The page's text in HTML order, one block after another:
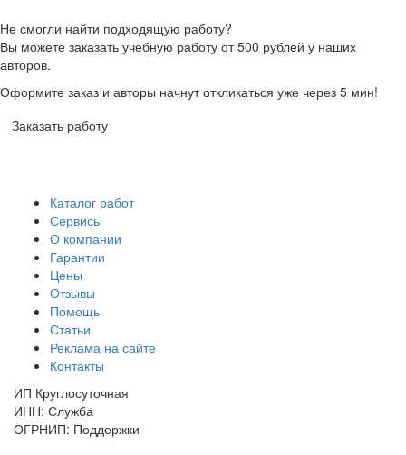
Не смогли найти подходящую работу?
Вы можете заказать учебную работу от 500 рублей у наших
авторов.
Оформите заказ и авторы начнут откликаться уже через 5 мин!
Заказать работу
Каталог работ
Сервисы
О компании
Гарантии
Цены
Отзывы
Помощь
Статьи
Реклама на сайте
Контакты
ИП Круглосуточная
ИНН: Служба
ОГРНИП: Поддержки